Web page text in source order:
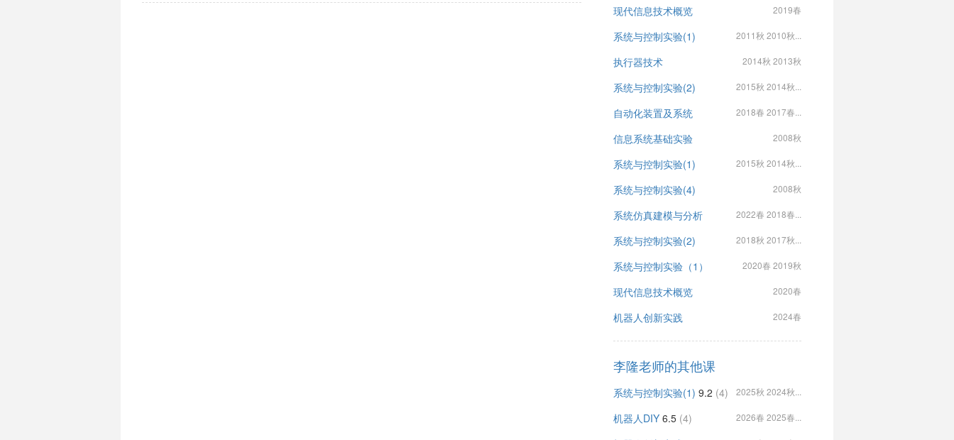
现代信息技术概览 2019春
系统与控制实验(1) 2011秋 2010秋...
执行器技术 2014秋 2013秋
系统与控制实验(2) 2015秋 2014秋...
自动化装置及系统 2018春 2017春...
信息系统基础实验 2008秋
系统与控制实验(1) 2015秋 2014秋...
系统与控制实验(4) 2008秋
系统仿真建模与分析 2022春 2018春...
系统与控制实验(2) 2018秋 2017秋...
系统与控制实验（1） 2020春 2019秋
现代信息技术概览 2020春
机器人创新实践 2024春
李隆老师的其他课
系统与控制实验(1) 9.2 (4) 2025秋 2024秋...
机器人DIY 6.5 (4) 2026春 2025春...